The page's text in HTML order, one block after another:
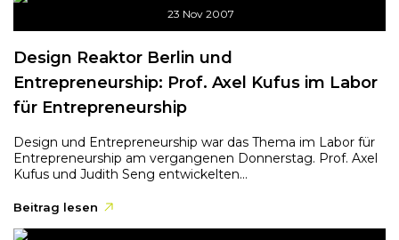
23 Nov 2007
Design Reaktor Berlin und
Entrepreneurship: Prof. Axel Kufus im Labor
für Entrepreneurship
Design und Entrepreneurship war das Thema im Labor für
Entrepreneurship am vergangenen Donnerstag. Prof. Axel
Kufus und Judith Seng entwickelten...
Beitrag lesen